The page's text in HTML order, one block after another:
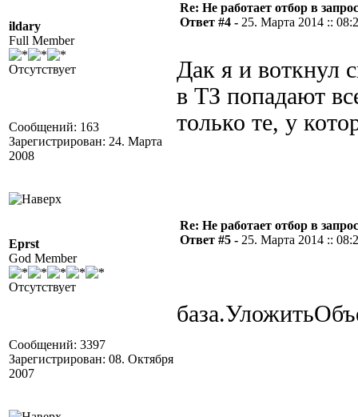
ildary
Full Member
Отсутствует
Сообщений: 163
Зарегистрирован: 24. Марта
2008
Re: Не работает отбор в
Ответ #4 - 25. Марта 2014 ::
Дак я и воткнул
в ТЗ попадают
только те, у
Eprst
God Member
Отсутствует
Сообщений: 3397
Зарегистрирован: 08. Октября
2007
Re: Не работает отбор в
Ответ #5 - 25. Марта 2014 ::